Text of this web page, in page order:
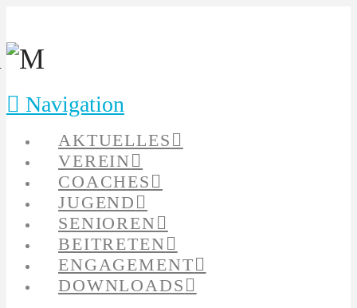
Navigation
AKTUELLES
VEREIN
COACHES
JUGEND
SENIOREN
BEITRETEN
ENGAGEMENT
DOWNLOADS